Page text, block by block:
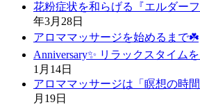
花粉症状を和らげる『エルダーフ
年3月28日
アロママッサージを始めるまで☘️
Anniversary✨ リラックスタイム
1月14日
アロママッサージは「瞑想の時
月19日